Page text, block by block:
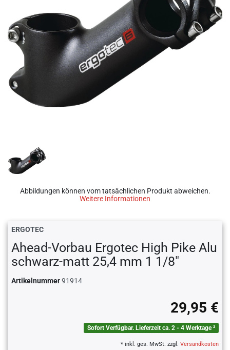
Abbildungen können vom tatsächlichen Produkt abweichen.
Weitere Informationen
ERGOTEC
Ahead-Vorbau Ergotec High Pike Alu
schwarz-matt 25,4 mm 1 1/8"
Artikelnummer91914
29,95 €
Sofort Verfügbar. Lieferzeit ca. 2 - 4 Werktage ²
* inkl. ges. MwSt. zzgl. Versandkosten